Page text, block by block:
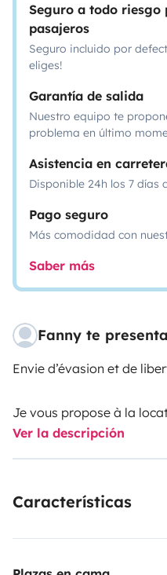
Seguro a todo riesgo
pasajeros
Seguro incluido por
eliges!
Garantía de salida
Nuestro equipo te
problema en último
Asistencia en
Disponible 24h los 7 días
Pago seguro
Más comodidad con
Saber más
Fanny te
Envie d’évasion et de
Je vous propose à la
pour partir à l’aventure
Citroën Jumpy, il est à la
espaces de rangements
Ver la descripción
Características